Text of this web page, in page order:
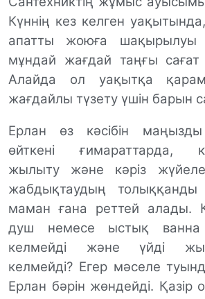
Күннің кез келген
апатты жоюға шақырылуы
мұндай жағдай таңғы
Алайда ол уақытқа
жағдайлы түзету үшін барын
Ерлан өз кәсібін
өйткені ғимараттарда,
жылыту және кәріз
жабдықтаудың
маман ғана реттей алады.
душ немесе ыстық ванна
келмейді және үйді
келмейді? Егер мәселе
Ерлан бәрін жөндейді. Қазір о